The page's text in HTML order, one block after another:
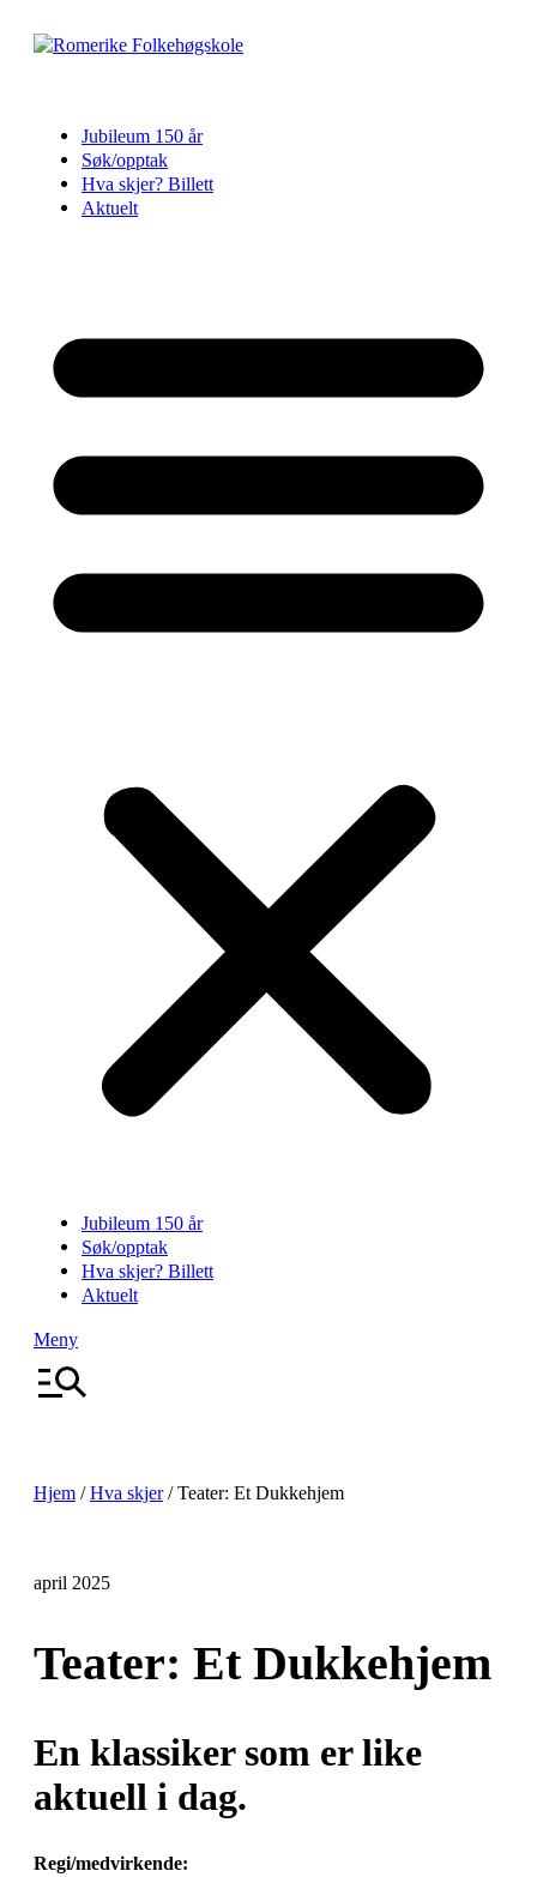
Jubileum 150 år
Søk/opptak
Hva skjer? Billett
Aktuelt
Jubileum 150 år
Søk/opptak
Hva skjer? Billett
Aktuelt
Meny
Hjem /Hva skjer/Teater: Et Dukkehjem
april 2025
Teater: Et Dukkehjem
En klassiker som er like
aktuell i dag.
Regi/medvirkende: